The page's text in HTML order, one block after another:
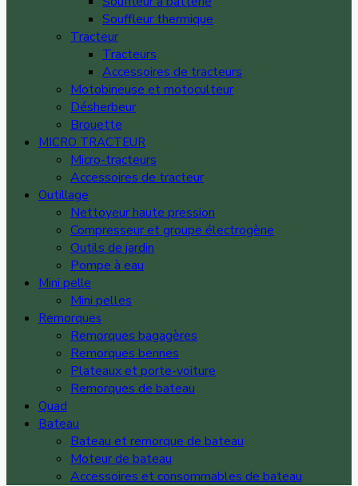
Souffleur thermique
Tracteur
Tracteurs
Accessoires de tracteurs
Motobineuse et motoculteur
Désherbeur
Brouette
MICRO TRACTEUR
Micro-tracteurs
Accessoires de tracteur
Outillage
Nettoyeur haute pression
Compresseur et groupe électrogène
Outils de jardin
Pompe à eau
Mini pelle
Mini pelles
Remorques
Remorques bagagères
Remorques bennes
Plateaux et porte-voiture
Remorques de bateau
Quad
Bateau
Bateau et remorque de bateau
Moteur de bateau
Accessoires et consommables de bateau